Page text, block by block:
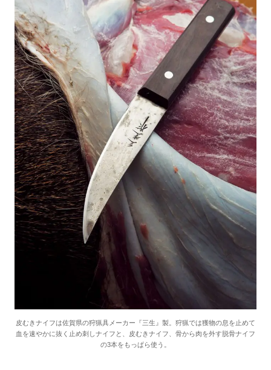
皮むきナイフは佐賀県の狩猟具メーカー『三生』製。狩猟では獲物の息を止めて
血を速やかに抜く止め刺しナイフと、皮むきナイフ、骨から肉を外す脱骨ナイフ
の3本をもっぱら使う。